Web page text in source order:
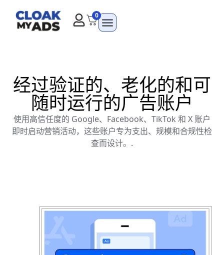
0
经过验证的、老化的和可
随时运行的广告账户
使用高信任度的 Google、Facebook、TikTok 和 X 账户
即时启动营销活动，这些账户专为支出、规模和合规性检
查而设计。.